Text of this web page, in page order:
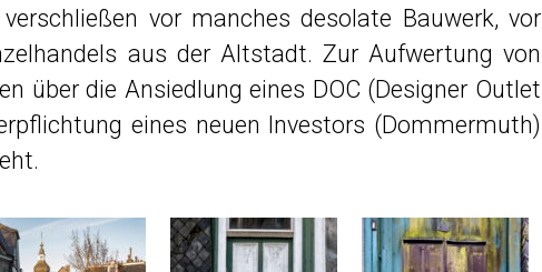
vor manches desolate Bauwerk, vor
aus der Altstadt. Zur Aufwertung von
über die Ansiedlung eines DOC (Designer Outlet
eines neuen Investors (Dommermuth)